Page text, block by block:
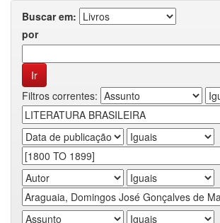
Buscar em:
por
Filtros correntes: